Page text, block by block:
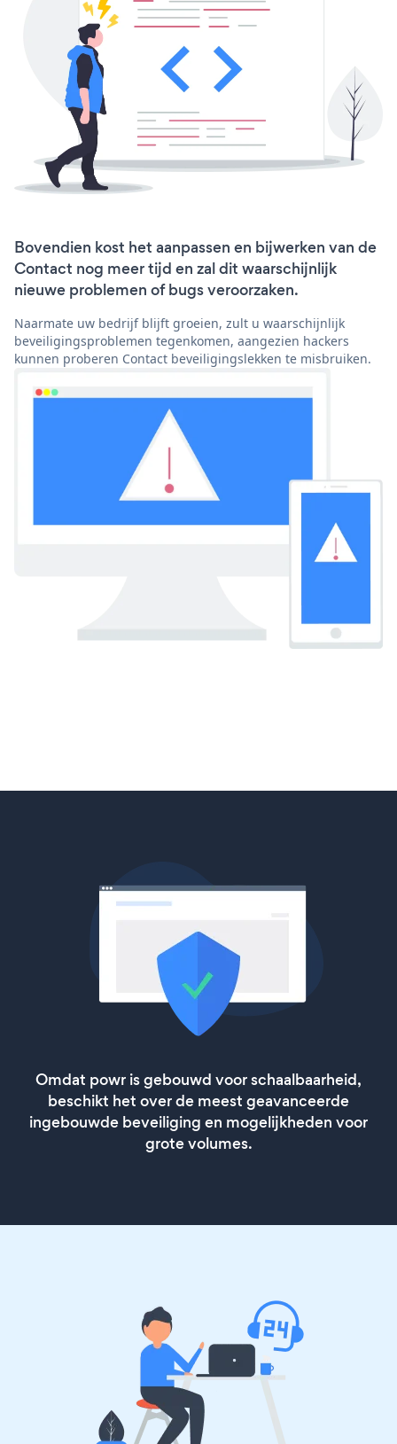
Bovendien kost het aanpassen en bijwerken van de
Contact nog meer tijd en zal dit waarschijnlijk
nieuwe problemen of bugs veroorzaken.
Naarmate uw bedrijf blijft groeien, zult u waarschijnlijk
beveiligingsproblemen tegenkomen, aangezien hackers
kunnen proberen Contact beveiligingslekken te misbruiken.
Omdat powr is gebouwd voor schaalbaarheid,
beschikt het over de meest geavanceerde
ingebouwde beveiliging en mogelijkheden voor
grote volumes.